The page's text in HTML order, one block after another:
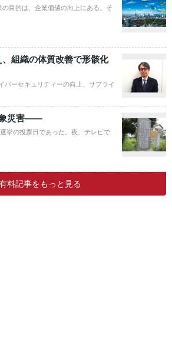
目的は、企業価値の向上にある。そ
組織の体質改善で形骸化
バーセキュリティーの向上、サプライ
災害――
挙の投票日であった。夜、テレビで
料記事をもっと見る